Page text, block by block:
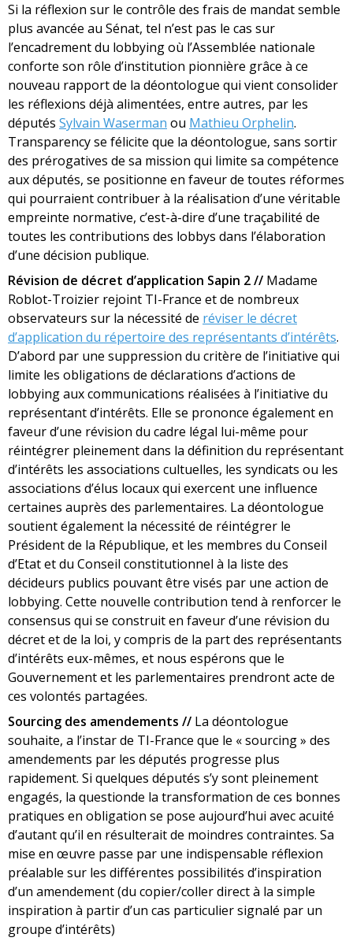
Si la réflexion sur le contrôle des frais de mandat semble
plus avancée au Sénat, tel n’est pas le cas sur
l’encadrement du lobbying où l’Assemblée nationale
conforte son rôle d’institution pionnière grâce à ce
nouveau rapport de la déontologue qui vient consolider
les réflexions déjà alimentées, entre autres, par les
députés Sylvain Waserman ou Mathieu Orphelin.
Transparency se félicite que la déontologue, sans sortir
des prérogatives de sa mission qui limite sa compétence
aux députés, se positionne en faveur de toutes réformes
qui pourraient contribuer à la réalisation d’une véritable
empreinte normative, c’est-à-dire d’une traçabilité de
toutes les contributions des lobbys dans l’élaboration
d’une décision publique.
Révision de décret d’application Sapin 2 // Madame
Roblot-Troizier rejoint TI-France et de nombreux
observateurs sur la nécessité de réviser le décret
d’application du répertoire des représentants d’intérêts.
D’abord par une suppression du critère de l’initiative qui
limite les obligations de déclarations d’actions de
lobbying aux communications réalisées à l’initiative du
représentant d’intérêts. Elle se prononce également en
faveur d’une révision du cadre légal lui-même pour
réintégrer pleinement dans la définition du représentant
d’intérêts les associations cultuelles, les syndicats ou les
associations d’élus locaux qui exercent une influence
certaines auprès des parlementaires. La déontologue
soutient également la nécessité de réintégrer le
Président de la République, et les membres du Conseil
d’Etat et du Conseil constitutionnel à la liste des
décideurs publics pouvant être visés par une action de
lobbying. Cette nouvelle contribution tend à renforcer le
consensus qui se construit en faveur d’une révision du
décret et de la loi, y compris de la part des représentants
d’intérêts eux-mêmes, et nous espérons que le
Gouvernement et les parlementaires prendront acte de
ces volontés partagées.
Sourcing des amendements // La déontologue
souhaite, a l’instar de TI-France que le « sourcing » des
amendements par les députés progresse plus
rapidement. Si quelques députés s’y sont pleinement
engagés, la questionde la transformation de ces bonnes
pratiques en obligation se pose aujourd’hui avec acuité
d’autant qu’il en résulterait de moindres contraintes. Sa
mise en œuvre passe par une indispensable réflexion
préalable sur les différentes possibilités d’inspiration
d’un amendement (du copier/coller direct à la simple
inspiration à partir d’un cas particulier signalé par un
groupe d’intérêts)